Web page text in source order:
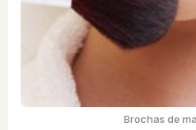
Brochas de